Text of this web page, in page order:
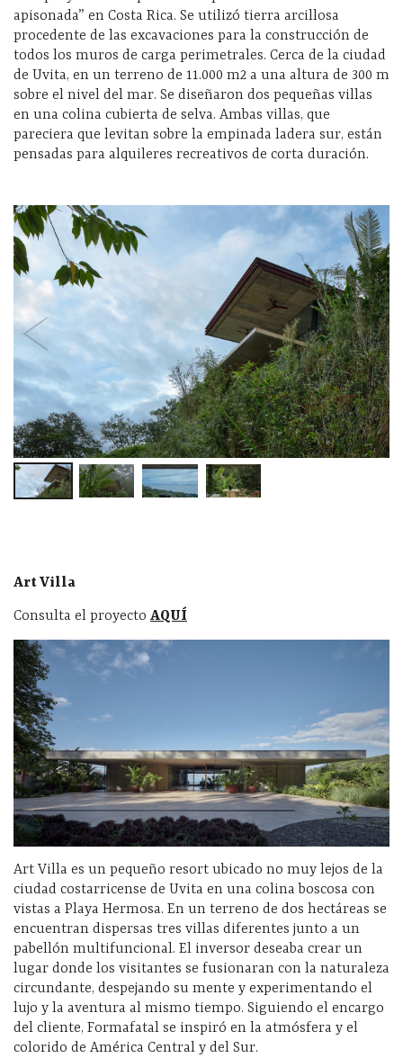
apisonada” en Costa Rica. Se utilizó tierra arcillosa
procedente de las excavaciones para la construcción de
todos los muros de carga perimetrales. Cerca de la ciudad
de Uvita, en un terreno de 11.000 m2 a una altura de 300 m
sobre el nivel del mar. Se diseñaron dos pequeñas villas
en una colina cubierta de selva. Ambas villas, que
pareciera que levitan sobre la empinada ladera sur, están
pensadas para alquileres recreativos de corta duración.
Art Villa
Consulta el proyecto AQUÍ
Art Villa es un pequeño resort ubicado no muy lejos de la
ciudad costarricense de Uvita en una colina boscosa con
vistas a Playa Hermosa. En un terreno de dos hectáreas se
encuentran dispersas tres villas diferentes junto a un
pabellón multifuncional. El inversor deseaba crear un
lugar donde los visitantes se fusionaran con la naturaleza
circundante, despejando su mente y experimentando el
lujo y la aventura al mismo tiempo. Siguiendo el encargo
del cliente, Formafatal se inspiró en la atmósfera y el
colorido de América Central y del Sur.